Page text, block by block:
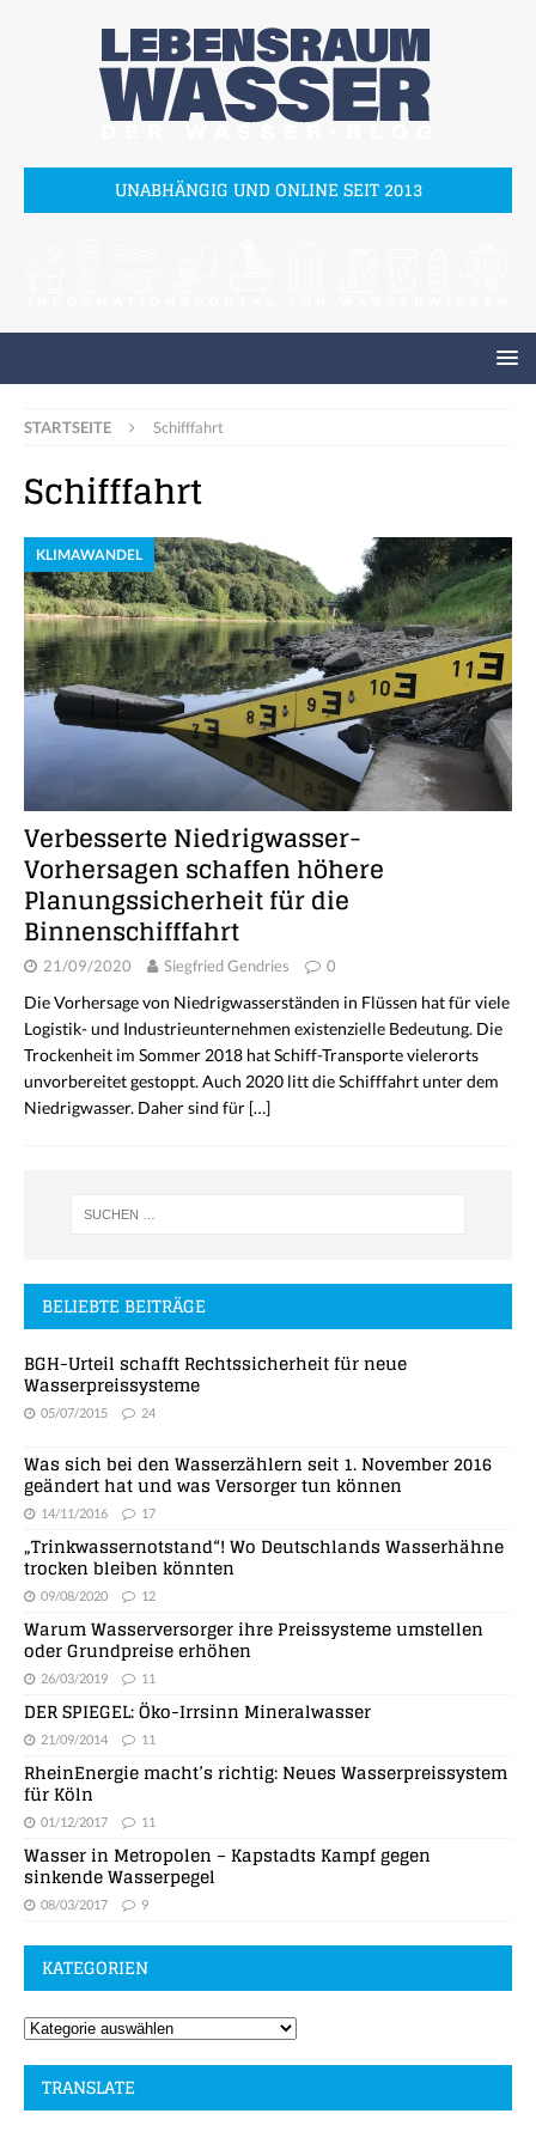
UNABHÄNGIG UND ONLINE SEIT 2013
STARTSEITE Schifffahrt
Schifffahrt
KLIMAWANDEL
Verbesserte Niedrigwasser-
Vorhersagen schaffen höhere
Planungssicherheit für die
Binnenschifffahrt
21/09/2020 Siegfried Gendries 0
Die Vorhersage von Niedrigwasserständen in Flüssen hat für viele
Logistik- und Industrieunternehmen existenzielle Bedeutung. Die
Trockenheit im Sommer 2018 hat Schiff-Transporte vielerorts
unvorbereitet gestoppt. Auch 2020 litt die Schifffahrt unter dem
Niedrigwasser. Daher sind für […]
BELIEBTE BEITRÄGE
BGH-Urteil schafft Rechtssicherheit für neue
Wasserpreissysteme
05/07/2015 24
Was sich bei den Wasserzählern seit 1. November 2016
geändert hat und was Versorger tun können
14/11/2016 17
„Trinkwassernotstand“! Wo Deutschlands Wasserhähne
trocken bleiben könnten
09/08/2020 12
Warum Wasserversorger ihre Preissysteme umstellen
oder Grundpreise erhöhen
26/03/2019 11
DER SPIEGEL: Öko-Irrsinn Mineralwasser
21/09/2014 11
RheinEnergie macht’s richtig: Neues Wasserpreissystem
für Köln
01/12/2017 11
Wasser in Metropolen – Kapstadts Kampf gegen
sinkende Wasserpegel
08/03/2017 9
KATEGORIEN
TRANSLATE